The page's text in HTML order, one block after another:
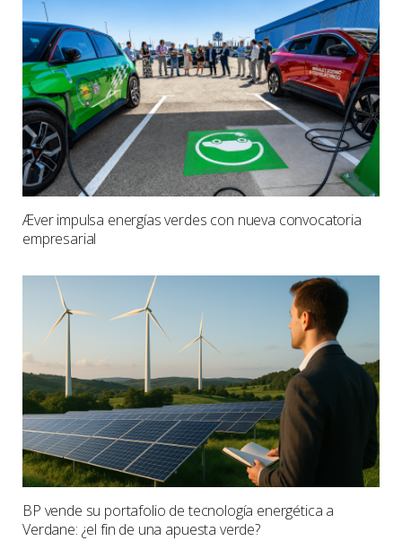
Æver impulsa energías verdes con nueva convocatoria
empresarial
BP vende su portafolio de tecnología energética a
Verdane: ¿el fin de una apuesta verde?